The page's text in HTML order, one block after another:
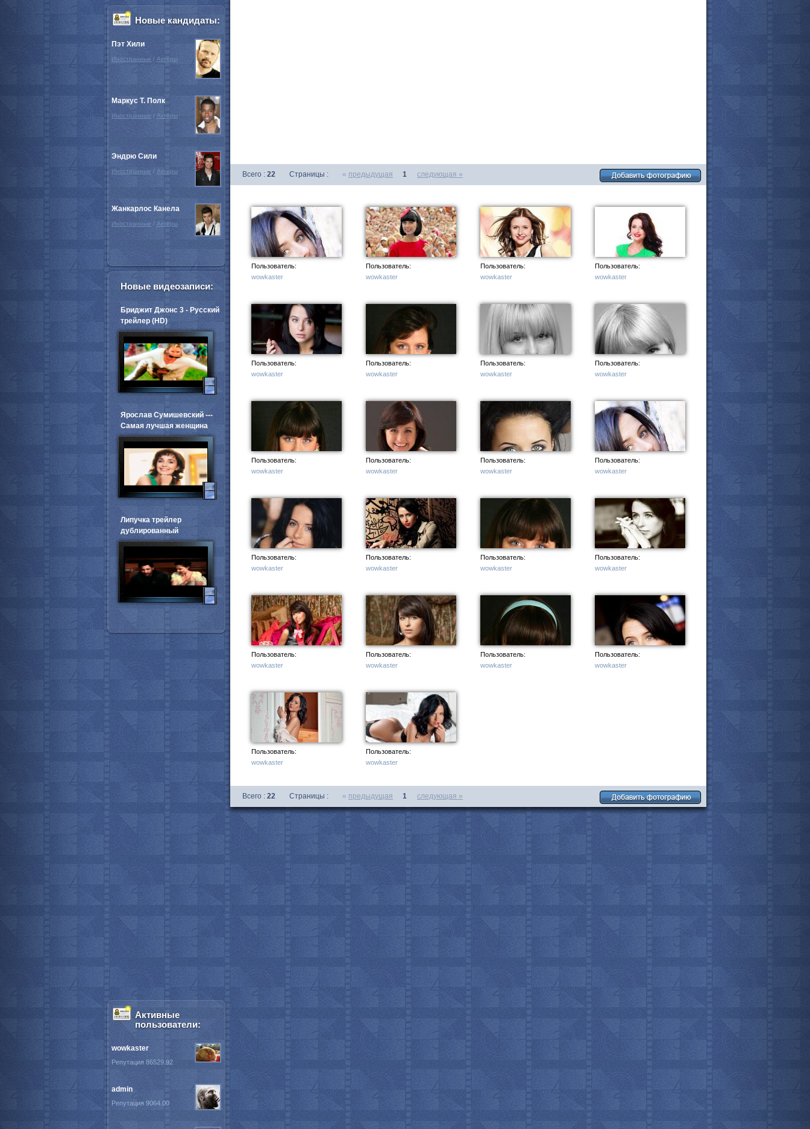
Всего : 22 Страницы : « предыдущая 1 следующая »
Пользователь:
wowkaster
Пользователь:
wowkaster
Пользователь:
wowkaster
Пользователь:
wowkaster
Пользователь:
wowkaster
Пользователь:
wowkaster
Пользователь:
wowkaster
Пользователь:
wowkaster
Пользователь:
wowkaster
Пользователь:
wowkaster
Пользователь:
wowkaster
Пользователь:
wowkaster
Пользователь:
wowkaster
Пользователь:
wowkaster
Пользователь:
wowkaster
Пользователь:
wowkaster
Пользователь:
wowkaster
Пользователь:
wowkaster
Пользователь:
wowkaster
Пользователь:
wowkaster
Пользователь:
wowkaster
Пользователь:
wowkaster
Всего : 22 Страницы : « предыдущая 1 следующая »
Новые кандидаты:
Пэт Хили
Иностранные / Актёры
Маркус Т. Полк
Иностранные / Актёры
Эндрю Сили
Иностранные / Актёры
Жанкарлос Канела
Иностранные / Актёры
все актёры
Новые видеозаписи:
Бриджит Джонс 3 - Русский
трейлер (HD)
Ярослав Сумишевский ---
Самая лучшая женщина
Липучка трейлер
дублированный
смотреть всё
Активные
пользователи:
wowkaster
Репутация 86529.92
admin
Репутация 9064.00